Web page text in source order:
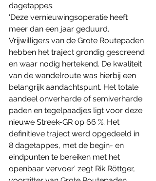
dagetappes.
'Deze vernieuwingsoperatie heeft
meer dan een jaar geduurd.
Vrijwilligers van de Grote Routepaden
hebben het traject grondig gescreend
en waar nodig hertekend. De kwaliteit
van de wandelroute was hierbij een
belangrijk aandachtspunt. Het totale
aandeel onverharde of semiverharde
paden en tegelpaadjes ligt voor deze
nieuwe Streek-GR op 66 %. Het
definitieve traject werd opgedeeld in
8 dagetappes, met de begin- en
eindpunten te bereiken met het
openbaar vervoer' zegt Rik Röttger,